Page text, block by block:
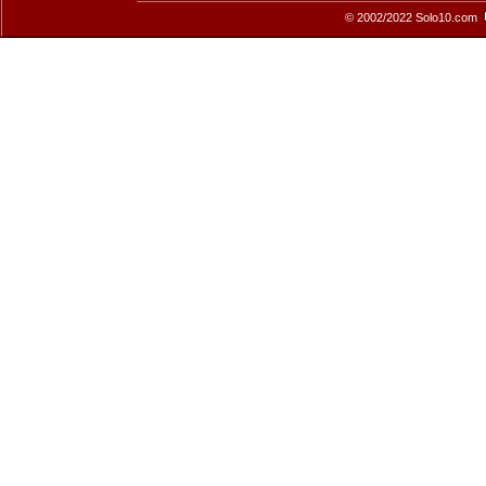
© 2002/2022 Solo10.com